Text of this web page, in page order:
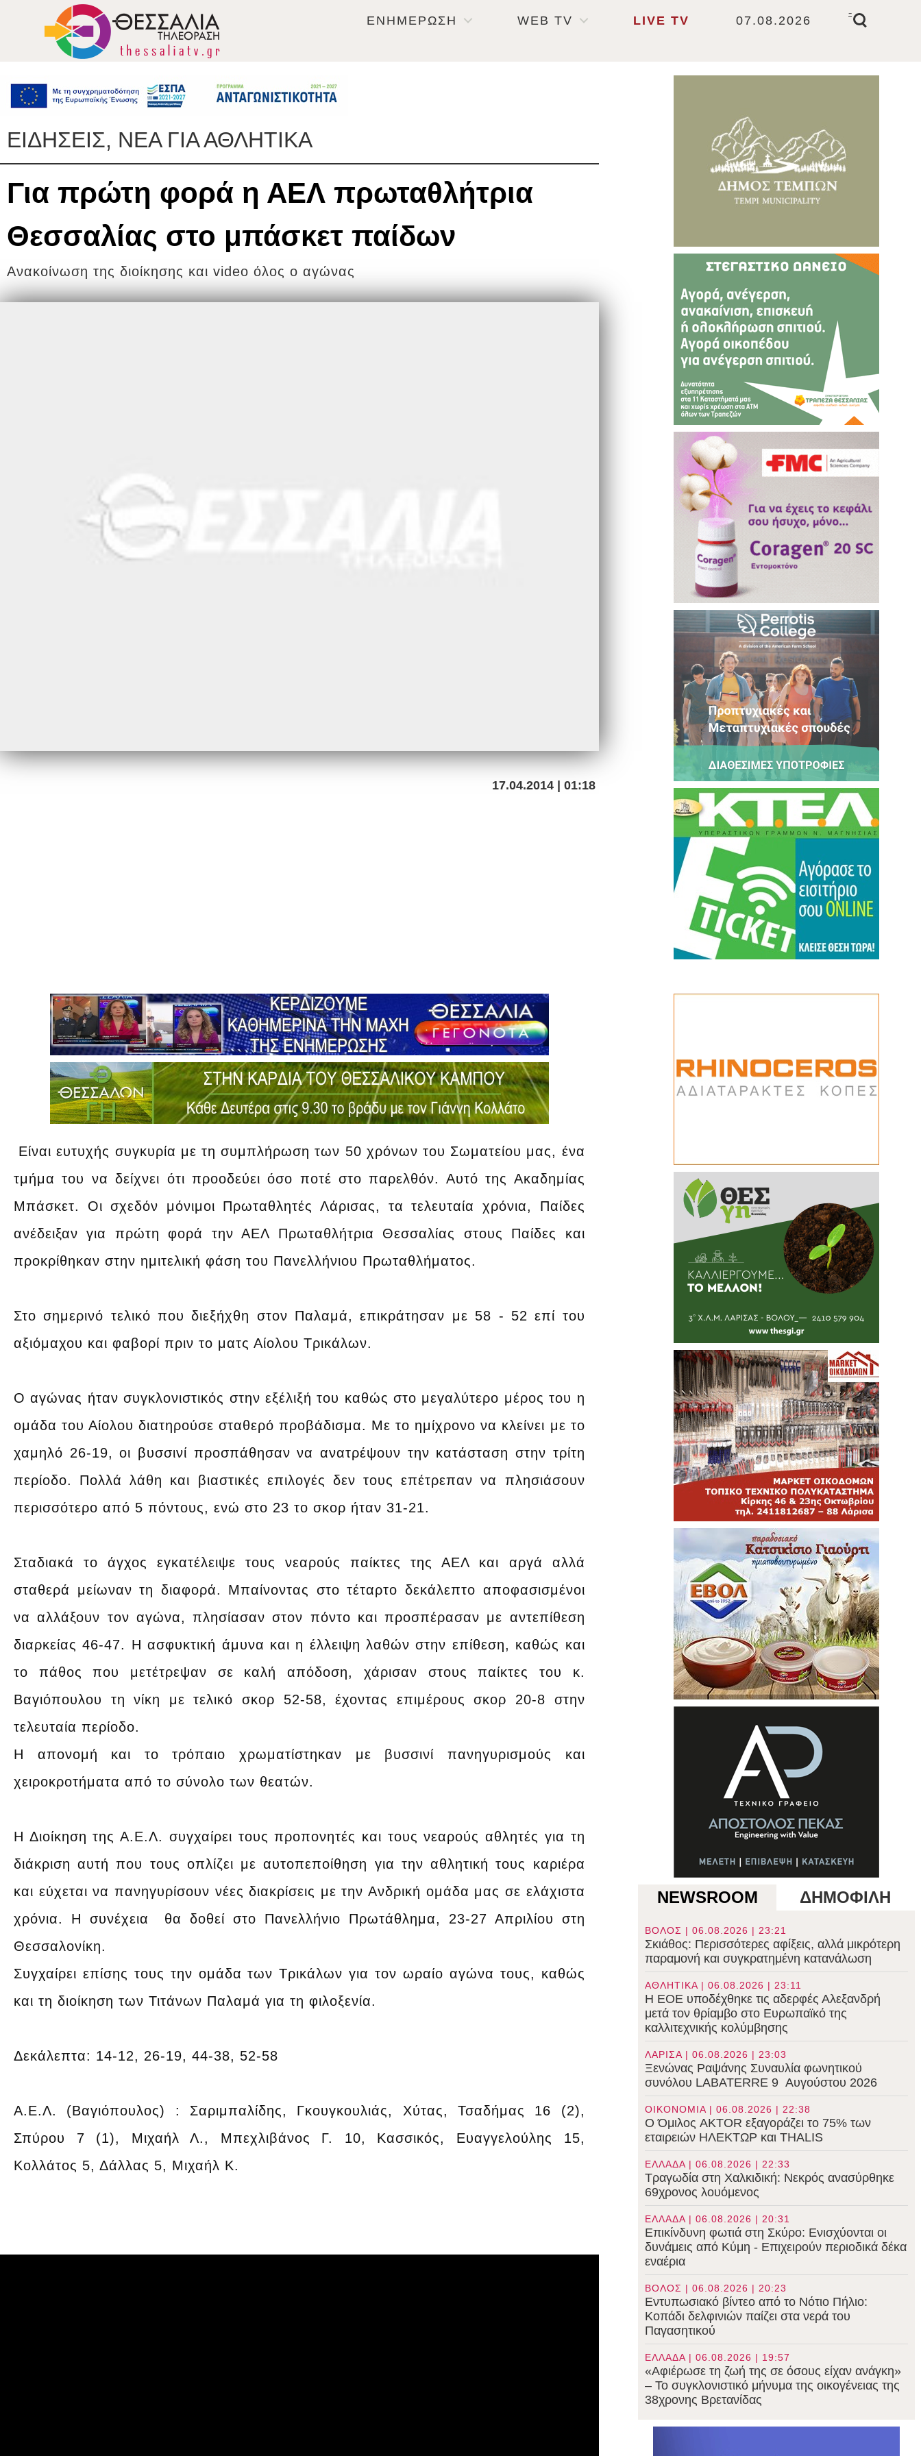
ΕΝΗΜΕΡΩΣΗ WEB TV LIVE TV 07.08.2026
-
ΕΙΔΗΣΕΙΣ, ΝΕΑ ΓΙΑ ΑΘΛΗΤΙΚΑ
Για πρώτη φορά η ΑΕΛ πρωταθλήτρια
Θεσσαλίας στο μπάσκετ παίδων
Ανακοίνωση της διοίκησης και video όλος ο αγώνας
17.04.2014 | 01:18
Είναι ευτυχής συγκυρία με τη συμπλήρωση των 50 χρόνων του Σωματείου μας, ένα
τμήμα του να δείχνει ότι προοδεύει όσο ποτέ στο παρελθόν. Αυτό της Ακαδημίας
Μπάσκετ. Οι σχεδόν μόνιμοι Πρωταθλητές Λάρισας, τα τελευταία χρόνια, Παίδες
ανέδειξαν για πρώτη φορά την ΑΕΛ Πρωταθλήτρια Θεσσαλίας στους Παίδες και
προκρίθηκαν στην ημιτελική φάση του Πανελλήνιου Πρωταθλήματος.
Στο σημερινό τελικό που διεξήχθη στον Παλαμά, επικράτησαν με 58 - 52 επί του
αξιόμαχου και φαβορί πριν το ματς Αίολου Τρικάλων.
Ο αγώνας ήταν συγκλονιστικός στην εξέλιξή του καθώς στο μεγαλύτερο μέρος του η
ομάδα του Αίολου διατηρούσε σταθερό προβάδισμα. Με το ημίχρονο να κλείνει με το
χαμηλό 26-19, οι βυσσινί προσπάθησαν να ανατρέψουν την κατάσταση στην τρίτη
περίοδο. Πολλά λάθη και βιαστικές επιλογές δεν τους επέτρεπαν να πλησιάσουν
περισσότερο από 5 πόντους, ενώ στο 23 το σκορ ήταν 31-21.
Σταδιακά το άγχος εγκατέλειψε τους νεαρούς παίκτες της ΑΕΛ και αργά αλλά
σταθερά μείωναν τη διαφορά. Μπαίνοντας στο τέταρτο δεκάλεπτο αποφασισμένοι
να αλλάξουν τον αγώνα, πλησίασαν στον πόντο και προσπέρασαν με αντεπίθεση
διαρκείας 46-47. Η ασφυκτική άμυνα και η έλλειψη λαθών στην επίθεση, καθώς και
το πάθος που μετέτρεψαν σε καλή απόδοση, χάρισαν στους παίκτες του κ.
Βαγιόπουλου τη νίκη με τελικό σκορ 52-58, έχοντας επιμέρους σκορ 20-8 στην
τελευταία περίοδο.
Η απονομή και το τρόπαιο χρωματίστηκαν με βυσσινί πανηγυρισμούς και
χειροκροτήματα από το σύνολο των θεατών.
Η Διοίκηση της Α.Ε.Λ. συγχαίρει τους προπονητές και τους νεαρούς αθλητές για τη
διάκριση αυτή που τους οπλίζει με αυτοπεποίθηση για την αθλητική τους καριέρα
και εύχεται να πανηγυρίσουν νέες διακρίσεις με την Ανδρική ομάδα μας σε ελάχιστα
χρόνια. Η συνέχεια θα δοθεί στο Πανελλήνιο Πρωτάθλημα, 23-27 Απριλίου στη
Θεσσαλονίκη.
Συγχαίρει επίσης τους την ομάδα των Τρικάλων για τον ωραίο αγώνα τους, καθώς
και τη διοίκηση των Τιτάνων Παλαμά για τη φιλοξενία.
Δεκάλεπτα: 14-12, 26-19, 44-38, 52-58
Α.Ε.Λ. (Βαγιόπουλος) : Σαριμπαλίδης, Γκουγκουλιάς, Χύτας, Τσαδήμας 16 (2),
Σπύρου 7 (1), Μιχαήλ Λ., Μπεχλιβάνος Γ. 10, Κασσικός, Ευαγγελούλης 15,
Κολλάτος 5, Δάλλας 5, Μιχαήλ Κ.
NEWSROOM ΔΗΜΟΦΙΛΗ
ΒΟΛΟΣ | 06.08.2026 | 23:21
Σκιάθος: Περισσότερες αφίξεις, αλλά μικρότερη
παραμονή και συγκρατημένη κατανάλωση
ΑΘΛΗΤΙΚΑ | 06.08.2026 | 23:11
Η ΕΟΕ υποδέχθηκε τις αδερφές Αλεξανδρή
μετά τον θρίαμβο στο Ευρωπαϊκό της
καλλιτεχνικής κολύμβησης
ΛΑΡΙΣΑ | 06.08.2026 | 23:03
Ξενώνας Ραψάνης Συναυλία φωνητικού
συνόλου LABATERRE 9 Αυγούστου 2026
ΟΙΚΟΝΟΜΙΑ | 06.08.2026 | 22:38
Ο Όμιλος AKTOR εξαγοράζει το 75% των
εταιρειών ΗΛΕΚΤΩΡ και THALIS
ΕΛΛΑΔΑ | 06.08.2026 | 22:33
Τραγωδία στη Χαλκιδική: Νεκρός ανασύρθηκε
69χρονος λουόμενος
ΕΛΛΑΔΑ | 06.08.2026 | 20:31
Επικίνδυνη φωτιά στη Σκύρο: Ενισχύονται οι
δυνάμεις από Κύμη - Επιχειρούν περιοδικά δέκα
εναέρια
ΒΟΛΟΣ | 06.08.2026 | 20:23
Εντυπωσιακό βίντεο από το Νότιο Πήλιο:
Κοπάδι δελφινιών παίζει στα νερά του
Παγασητικού
ΕΛΛΑΔΑ | 06.08.2026 | 19:57
«Αφιέρωσε τη ζωή της σε όσους είχαν ανάγκη»
– Το συγκλονιστικό μήνυμα της οικογένειας της
38χρονης Βρετανίδας